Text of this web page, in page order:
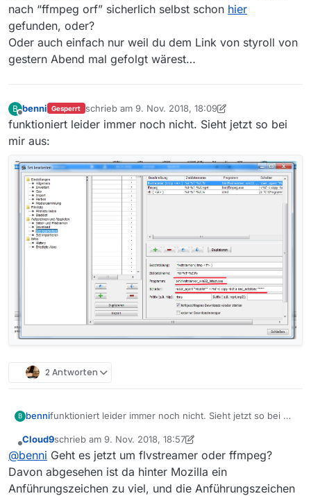
nach “ffmpeg orf” sicherlich selbst schon hier
gefunden, oder?
Oder auch einfach nur weil du dem Link von styroll von
gestern Abend mal gefolgt wärest…
B
Offline
benni Gesperrt schrieb am 9. Nov. 2018, 18:09
zuletzt editiert von benni 11. Sept. 2018, 19:13
funktioniert leider immer noch nicht. Sieht jetzt so bei
mir aus:
2 Antworten
B bennifunktioniert leider immer noch nicht. Sieht jetzt so bei mir
Offline
Cloud9schrieb am 9. Nov. 2018, 18:57
zuletzt editiert von Cloud911. Sept. 2018, 20:14
@benni Geht es jetzt um flvstreamer oder ffmpeg?
Davon abgesehen ist da hinter Mozilla ein
Anführungszeichen zu viel, und die Anführungszeichen